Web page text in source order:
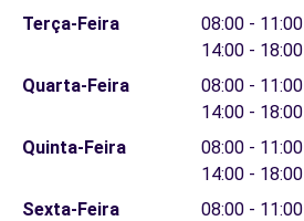
Terça-Feira
08:00 - 11:00
14:00 - 18:00
Quarta-Feira
08:00 - 11:00
14:00 - 18:00
Quinta-Feira
08:00 - 11:00
14:00 - 18:00
Sexta-Feira
08:00 - 11:00